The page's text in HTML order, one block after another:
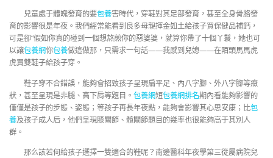
兒童處于體魄發育的要包養害時代，穿鞋對其足部發育，甚至全身骨胳發
育的影響很是年夜。我們經常能看到良多母親揮金如土給孩子買保健品補鈣，
可是卻“假如你真的碰到一個想熬煎你的惡婆婆，就算你帶了十個丫鬟，她也可
以讓包養網你包養做這做那，只需求一句話——我感到兒媳——在陌頭馬馬虎
虎買雙鞋子給孩子穿。
鞋子穿不合錯誤，能夠會招致孩子呈現扁平足、內八字腳、外八字腳等癥
狀，甚至呈現是非腿、高下肩等題目。 包養網短包養網排名期內看能夠影響的
僅僅是孩子的步態、姿態；等孩子再長年夜點，能夠會影響其心思安康；比包
養及孩子成人后，他們呈現膝關節、髖關節題目的幾率也很能夠高于其別人
群。
那么該若何給孩子選擇一雙適合的鞋呢？南邊醫科年夜學第三從屬病院兒